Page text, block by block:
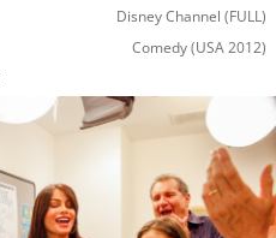
Disney Channel (FULL)
Comedy(USA 2012)